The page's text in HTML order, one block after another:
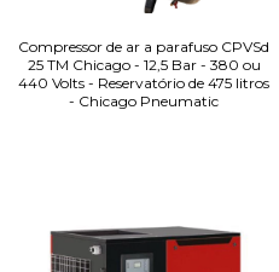
Compressor de ar a parafuso CPVSd
25 TM Chicago - 12,5 Bar - 380 ou
440 Volts - Reservatório de 475 litros
- Chicago Pneumatic